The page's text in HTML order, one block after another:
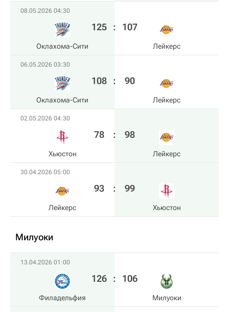
08.05.2026 04:30
Оклахома-Сити
125 : 107
Лейкерс
06.05.2026 03:30
Оклахома-Сити
108 : 90
Лейкерс
02.05.2026 04:30
Хьюстон
78 : 98
Лейкерс
30.04.2026 05:00
Лейкерс
93 : 99
Хьюстон
Милуоки
13.04.2026 01:00
Филадельфия
126 : 106
Милуоки